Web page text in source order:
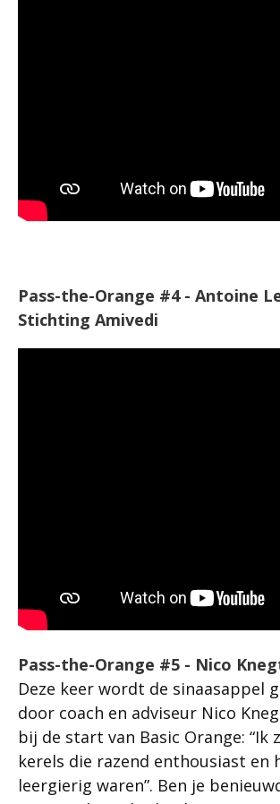
Pass-the-Orange #4 - Antoine
Stichting Amivedi
Pass-the-Orange #5 - Nico
Deze keer wordt de sinaasappel
door coach en adviseur Nico
bij de start van Basic Orange: “Ik
kerels die razend enthousiast en
leergierig waren”. Ben je